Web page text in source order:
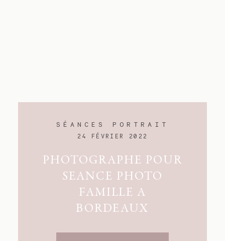
SÉANCES PORTRAIT
24 FÉVRIER 2022
PHOTOGRAPHE POUR
SEANCE PHOTO
FAMILLE A
BORDEAUX